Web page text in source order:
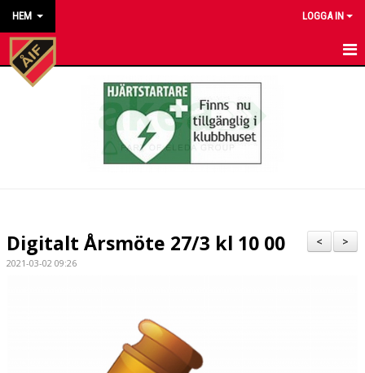
HEM LOGGA IN
HEM
KONTAKT ÅKARP IF
BESTÄLL VÅRA KLUBBKLÄDER
>
<
Digitalt Årsmöte 27/3 kl 10 00
2021-03-02 09:26